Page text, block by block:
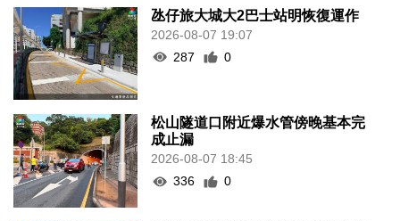
氹仔旅大城大2巴士站明恢復運作
2026-08-07 19:07
287
0
松山隧道口附近爆水管傍晚基本完
成止漏
2026-08-07 18:45
336
0